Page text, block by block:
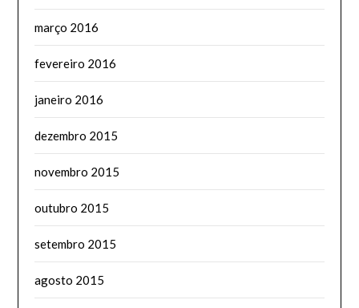
março 2016
fevereiro 2016
janeiro 2016
dezembro 2015
novembro 2015
outubro 2015
setembro 2015
agosto 2015